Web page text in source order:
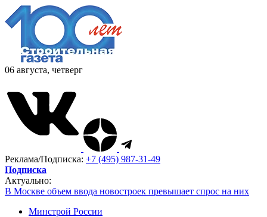
06 августа, четверг
Реклама/Подписка: +7 (495) 987-31-49
Подписка
Актуально:
В Москве объем ввода новостроек превышает спрос на них
Минстрой России